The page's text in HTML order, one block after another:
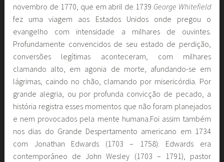
novembro de 1770, que em abril de 1739 George Whitefield
fez uma viagem aos Estados Unidos onde pregou o
evangelho com intensidade a milhares de ouvintes.
Profundamente convencidos de seu estado de perdição,
conversões legítimas aconteceram, com milhares
clamando alto, em agonia de morte, afundando-se em
lágrimas, caindo no chão, clamando por misericórdia. Por
grande alegria, ou por profunda convicção de pecado, a
história registra esses momentos que não foram planejados
e nem provocados pela mente humana.Foi assim também
nos dias do Grande Despertamento americano em 1734
com Jonathan Edwards (1703 – 1758). Edwards era
contemporâneo de John Wesley (1703 – 1791), pastor